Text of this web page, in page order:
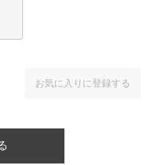
お気に入りに登録する